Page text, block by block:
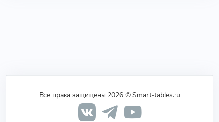
Все права защищены 2026 © Smart-tables.ru